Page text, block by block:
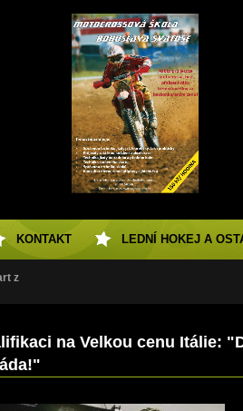
z
na Velkou cenu Itálie:
KONTAKT LEDNÍ HOKEJ A